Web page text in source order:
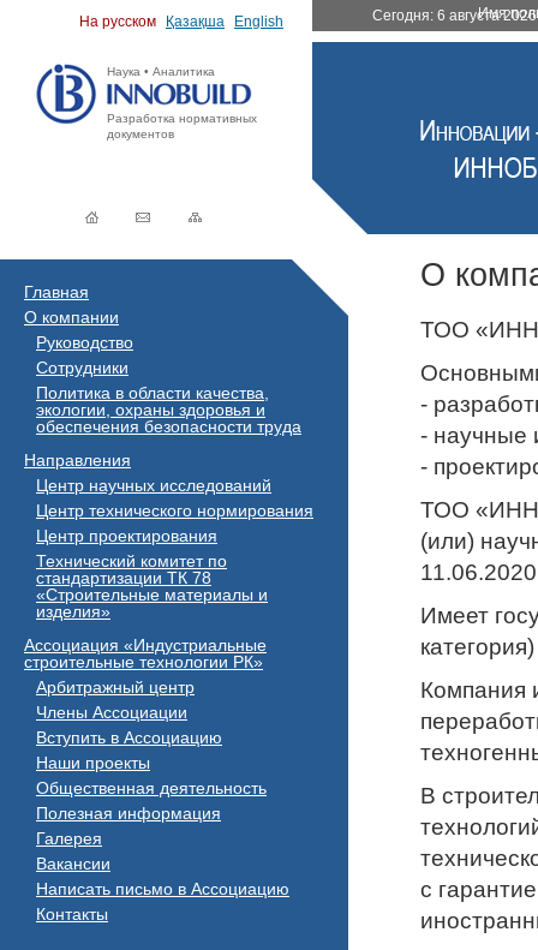
На русском Қазақша English
Наука • Аналитика
Разработка нормативных
документов
Сегодня: 6 августа
Имя
Главная
О компании
Руководство
Сотрудники
Политика в области качества,
экологии, охраны здоровья и
обеспечения безопасности труда
Направления
Центр научных исследований
Центр технического нормирования
Центр проектирования
Технический комитет по
стандартизации ТК 78
«Строительные материалы и
изделия»
Ассоциация «Индустриальные
строительные технологии РК»
Арбитражный центр
Члены Ассоциации
Вступить в Ассоциацию
Наши проекты
Общественная деятельность
Полезная информация
Галерея
Вакансии
Написать письмо в Ассоциацию
Контакты
О
ТОО
-
- научные
-
ТОО
(или)
Имеет
Компания
В
с